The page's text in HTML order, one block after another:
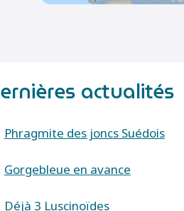
actualités
Phragmite des joncs Suédois
Gorgebleue en avance
Déjà 3 Luscinoïdes